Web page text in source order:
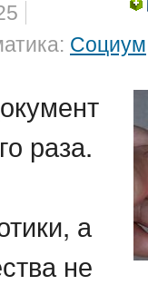
Социум
раза.
а
не